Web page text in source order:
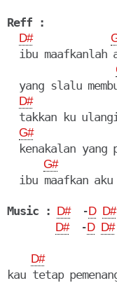
Reff :
D#
ibu maafkanlah
yang slalu
D#
takkan ku
G#
kenakalan yang
G#
  ibu maafkan aku
Music : D#
  -
D D#
D#
  -
D D#
D#
kau tetap